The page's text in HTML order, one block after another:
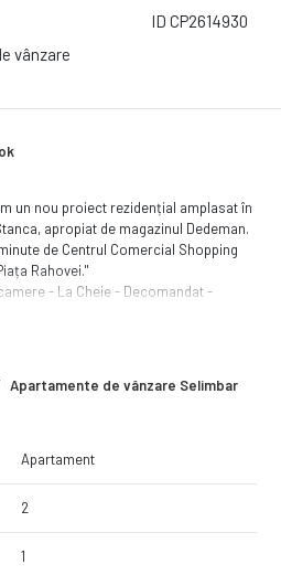
ID CP2614930
vânzare
Apartamente de vânzare Selimbar
un nou proiect rezidențial amplasat în
apropiat de magazinul Dedeman.
de Centrul Comercial Shopping
Rahovei."
- La Cheie - Decomandat -
transport in comun, cat si un pret
Apartament
2
1